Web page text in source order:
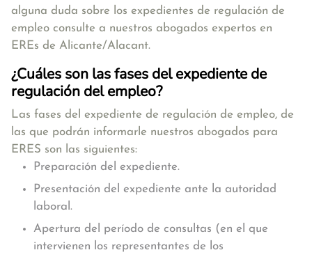
alguna duda sobre los expedientes de regulación de
empleo consulte a nuestros abogados expertos en
EREs de Alicante/Alacant.
¿Cuáles son las fases del expediente de
regulación del empleo?
Las fases del expediente de regulación de empleo, de
las que podrán informarle nuestros abogados para
ERES son las siguientes:
Preparación del expediente.
Presentación del expediente ante la autoridad
laboral.
Apertura del período de consultas (en el que
intervienen los representantes de los